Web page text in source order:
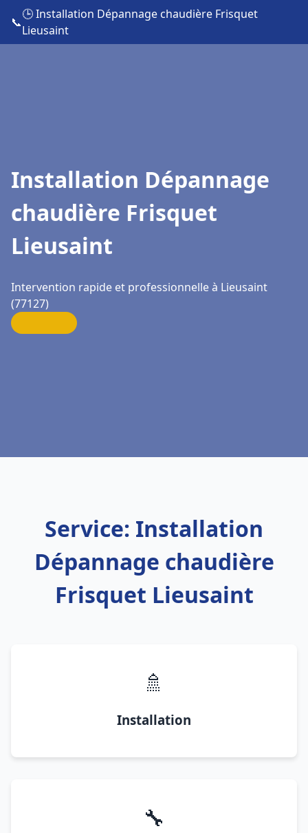
📞
🕒 Installation Dépannage chaudière Frisquet
Lieusaint
Installation Dépannage
chaudière Frisquet
Lieusaint
Intervention rapide et professionnelle à Lieusaint
(77127)
Service: Installation
Dépannage chaudière
Frisquet Lieusaint
🚿
Installation
🔧